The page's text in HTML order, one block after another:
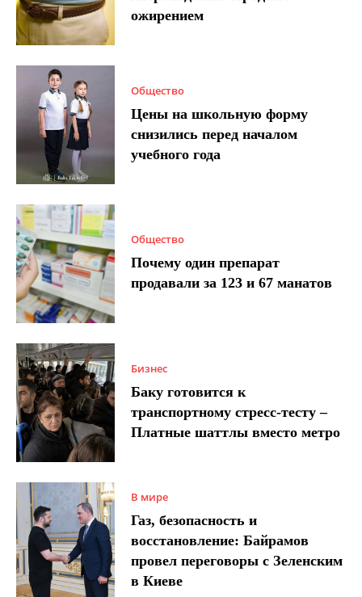
ожирением
Общество
Цены на школьную форму
снизились перед началом
учебного года
Общество
Почему один препарат
продавали за 123 и 67 манатов
Бизнес
Баку готовится к
транспортному стресс-тесту –
Платные шаттлы вместо метро
В мире
Газ, безопасность и
восстановление: Байрамов
провел переговоры с Зеленским
в Киеве